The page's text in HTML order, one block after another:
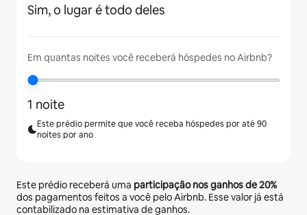
Sim, o lugar é todo deles
Em quantas noites você receberá hóspedes no Airbnb?
1 noite
Este prédio permite que você receba hóspedes por até 90
noites por ano
Este prédio receberá uma participação nos ganhos de20%
dos pagamentos feitos a você pelo Airbnb. Esse valor já está
contabilizado na estimativa de ganhos.